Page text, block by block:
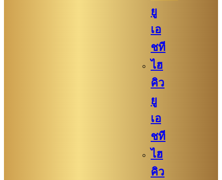
ยู
เอ
ชที
ไฮ
คิว
ยู
เอ
ชที
ไฮ
คิว